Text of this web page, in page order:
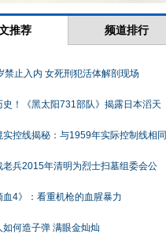
推荐 频道排行
禁止入内 女死刑犯活体解剖现场
史！《黑太阳731部队》揭露日本滔天
实控线揭秘：与1959年实际控制线相同
老兵2015年清明为烈士扫墓组委会公
血4》：看重机枪的血腥暴力
如何造子弹 满眼金灿灿